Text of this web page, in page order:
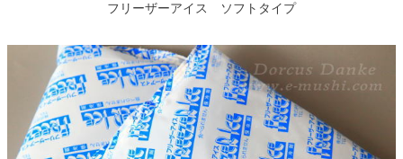
フリーザーアイス ソフトタイプ